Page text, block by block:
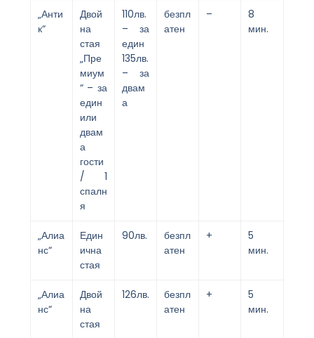
„Анти
к“
Двой
на
стая
„Пре
миум
“ – за
един
или
двам
а
гости
/ 1
спалн
я
110лв.
– за
един
135лв.
– за
двам
а
безпл
атен
–
8
мин.
„Алиа
нс“
Един
ична
стая
90лв.
безпл
атен
+
5
мин.
„Алиа
нс“
Двой
на
стая
126лв.
безпл
атен
+
5
мин.